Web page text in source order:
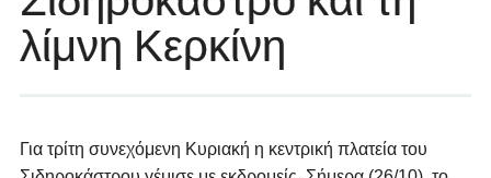
λίμνη Κερκίνη
Για τρίτη συνεχόμενη Κυριακή η κεντρική πλατεία του